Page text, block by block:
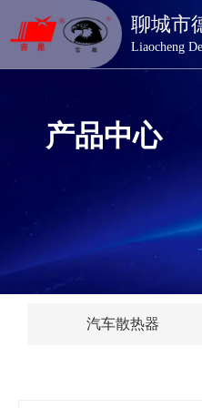
聊城市
Liaocheng
产品中心
汽车散热器